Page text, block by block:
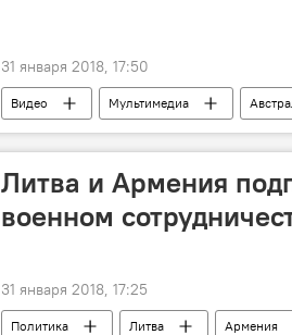
31 января 2018, 17:50
Видео Мультимедиа
Литва и Армения
военном
31 января 2018, 17:25
Политика Литва Армения